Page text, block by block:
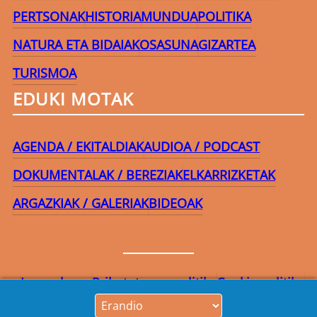
PERTSONAKHISTORIAMUNDUAPOLITIKA
NATURA ETA BIDAIAKOSASUNAGIZARTEA
TURISMOA
EDUKI MOTAK
AGENDA / EKITALDIAKAUDIOA / PODCAST
DOKUMENTALAK / BEREZIAKELKARRIZKETAK
ARGAZKIAK / GALERIAKBIDEOAK
Lege-oharraPribatutasun-politikaCookie politika